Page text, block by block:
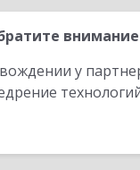
у